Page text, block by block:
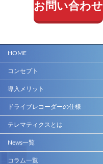
お問い合わせ
HOME
コンセプト
導入メリット
ドライブレコーダーの仕様
テレマティクスとは
News一覧
コラム一覧